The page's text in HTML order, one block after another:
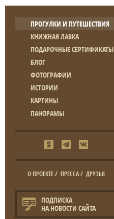
ПРОГУЛКИ И ПУТЕШЕСТВИЯ
КНИЖНАЯ ЛАВКА
ПОДАРОЧНЫЕ СЕРТИФИКАТЫ
БЛОГ
ФОТОГРАФИИ
ИСТОРИИ
КАРТИНЫ
ПАНОРАМЫ
О ПРОЕКТЕ/ ПРЕССА/ ДРУЗЬЯ
ПОДПИСКА
НА НОВОСТИ САЙТА